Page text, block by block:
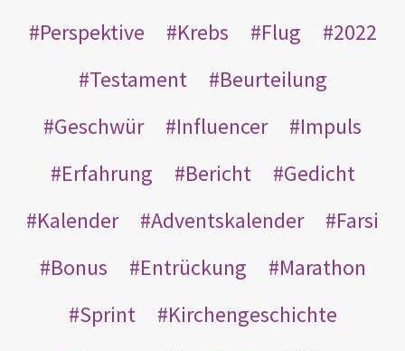
Perspektive
Krebs Flug
2022
Testament
Beurteilung
Geschwür
Influencer
Impuls
Erfahrung
Bericht
Gedicht
Kalender
Adventskalender
Farsi
Bonus
Entrückung
Marathon
Sprint
Kirchengeschichte